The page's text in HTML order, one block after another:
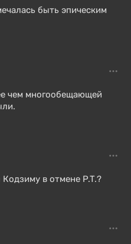
быть эпическим
чем многообещающей
в отмене P.T.?